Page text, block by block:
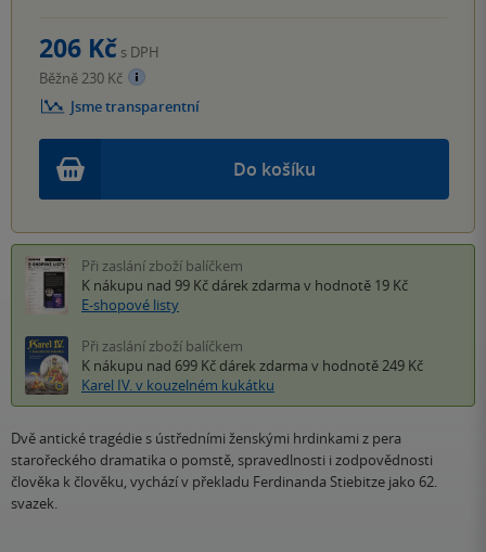
Do košíku
206 Kč s DPH
Běžně 230 Kč
Jsme transparentní
Při zaslání zboží balíčkem
K nákupu nad 99 Kč dárek zdarma v hodnotě 19 Kč
E-shopové listy
Při zaslání zboží balíčkem
K nákupu nad 699 Kč dárek zdarma v hodnotě 249 Kč
Karel IV. v kouzelném kukátku
Dvě antické tragédie s ústředními ženskými hrdinkami z pera
starořeckého dramatika o pomstě, spravedlnosti i zodpovědnosti
člověka k člověku, vychází v překladu Ferdinanda Stiebitze jako 62.
svazek.